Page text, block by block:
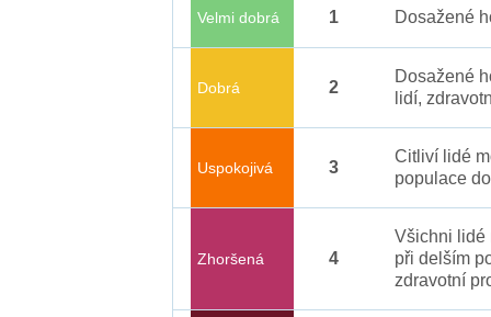
0
Velmi dobrá 1 Dosažené
Dobrá 2
Dosažené
lidí,
Uspokojivá 3
Citliví lidé
populace
Zhoršená 4
Všichni lidé
při delším
zdravotní